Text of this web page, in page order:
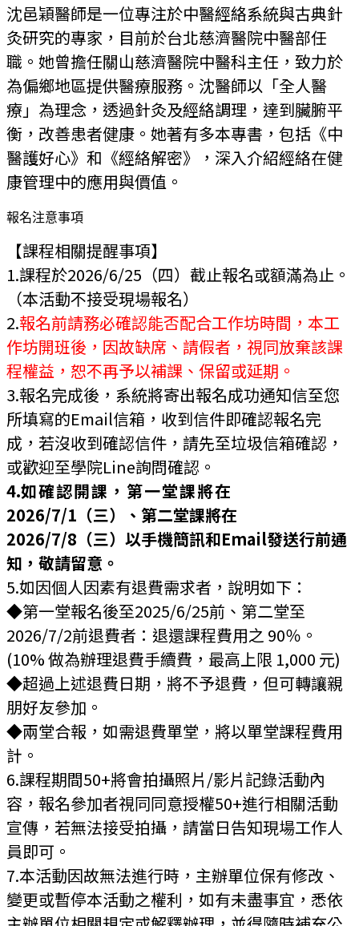
沈邑穎醫師是一位專注於中醫經絡系統與古典針
灸研究的專家，目前於台北慈濟醫院中醫部任
職。她曾擔任關山慈濟醫院中醫科主任，致力於
為偏鄉地區提供醫療服務。沈醫師以「全人醫
療」為理念，透過針灸及經絡調理，達到臟腑平
衡，改善患者健康。她著有多本專書，包括《中
醫護好心》和《經絡解密》，深入介紹經絡在健
康管理中的應用與價值。
報名注意事項
【課程相關提醒事項】
1.課程於2026/6/25（四） 截止報名或額滿為止。
（本活動不接受現場報名）
2.報名前請務必確認能否配合工作坊時間，本工
作坊開班後，因故缺席、請假者，視同放棄該課
程權益，恕不再予以補課、保留或延期。
3.報名完成後，系統將寄出報名成功通知信至您
所填寫的Email信箱，收到信件即確認報名完
成，若沒收到確認信件，請先至垃圾信箱確認，
或歡迎至學院Line詢問確認。
4.如確認開課，第一堂課將在
2026/7/1 （三）、第二堂課將在
2026/7/8 （三） 以手機簡訊和Email發送行前通
知，敬請留意。
5.如因個人因素有退費需求者，說明如下：
◆第一堂報名後至2025/6/25前、第二堂至
2026/7/2前退費者：退還課程費用之 90％。
(10% 做為辦理退費手續費，最高上限 1,000 元)
◆超過上述退費日期，將不予退費，但可轉讓親
朋好友參加。
◆兩堂合報，如需退費單堂，將以單堂課程費用
計。
6.課程期間50+將會拍攝照片/影片記錄活動內
容，報名參加者視同同意授權50+進行相關活動
宣傳，若無法接受拍攝，請當日告知現場工作人
員即可。
7.本活動因故無法進行時，主辦單位保有修改、
變更或暫停本活動之權利，如有未盡事宜，悉依